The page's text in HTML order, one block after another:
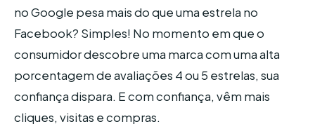
no Google pesa mais do que uma estrela no
Facebook? Simples! No momento em que o
consumidor descobre uma marca com uma alta
porcentagem de avaliações 4 ou 5 estrelas, sua
confiança dispara. E com confiança, vêm mais
cliques, visitas e compras.